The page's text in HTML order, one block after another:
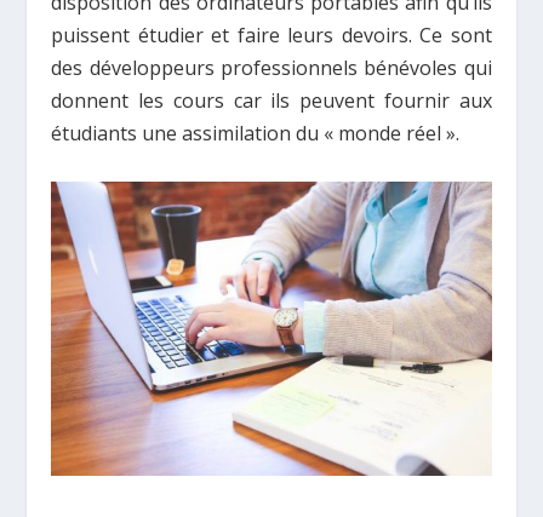
puissent étudier et faire leurs devoirs. Ce sont
des développeurs professionnels bénévoles qui
donnent les cours car ils peuvent fournir aux
étudiants une assimilation du « monde réel ».